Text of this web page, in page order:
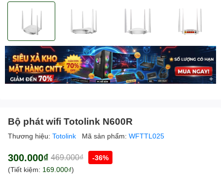
Bộ phát wifi Totolink N600R
Thương hiệu: Totolink Mã sản phẩm: WFTTL025
300.000₫ 469.000₫
-36%
(Tiết kiệm: 169.000₫)